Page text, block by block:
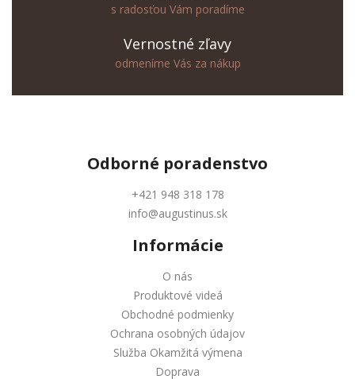
s radosťou Vám poradíme
Vernostné zľavy
odmeníme Vás za nákup
Odborné poradenstvo
+421 948 318 178
info@augustinus.sk
Informácie
O nás
Produktové videá
Obchodné podmienky
Ochrana osobných údajov
Služba Okamžitá výmena
Doprava